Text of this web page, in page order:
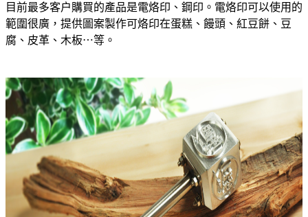
目前最多客户購買的產品是電烙印、鋼印。電烙印可以使⽤的
範圍很廣，提供圖案製作可烙印在蛋糕、饅頭、紅豆餅、豆
腐、皮⾰、木板⋯等。